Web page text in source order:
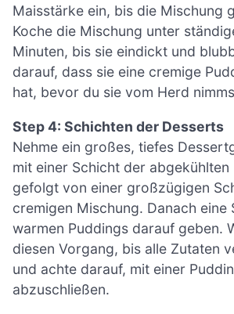
Maisstärke ein, bis die Mischung
Koche die Mischung unter
Minuten, bis sie eindickt und
darauf, dass sie eine cremige
hat, bevor du sie vom Herd
Step 4: Schichten der Desserts
Nehme ein großes, tiefes
mit einer Schicht der abgekühlten
gefolgt von einer großzügigen
cremigen Mischung. Danach eine
warmen Puddings darauf geben.
diesen Vorgang, bis alle Zutaten
und achte darauf, mit einer
abzuschließen.